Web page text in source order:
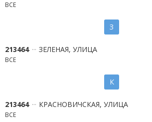
ВСЕ
З
213464 ЗЕЛЕНАЯ, УЛИЦА
ВСЕ
К
213464 КРАСНОВИЧСКАЯ, УЛИЦА
ВСЕ